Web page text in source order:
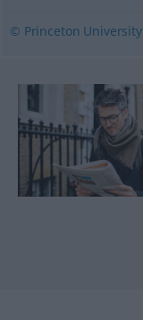
© Princeton University